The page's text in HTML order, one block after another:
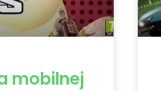
mobilnej